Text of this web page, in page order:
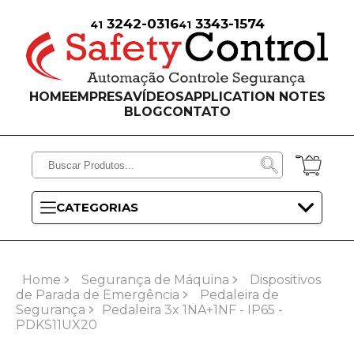
41 3242-031641 3343-1574
HOMEEMPRESAVÍDEOSAPPLICATION NOTES
BLOGCONTATO
CATEGORIAS
Home Segurança de Máquina
Dispositivos
de Parada de Emergência
Pedaleira de
Segurança
Pedaleira 3x 1NA+1NF - IP65 -
PDKS11UX20